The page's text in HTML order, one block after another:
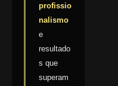
profissio
nalismo
e
resultado
s que
superam